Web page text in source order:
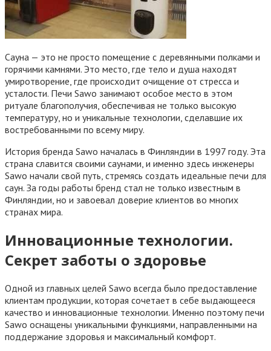
Сауна — это не просто помещение с деревянными полками и
горячими камнями. Это место, где тело и душа находят
умиротворение, где происходит очищение от стресса и
усталости. Печи Sawo занимают особое место в этом
ритуале благополучия, обеспечивая не только высокую
температуру, но и уникальные технологии, сделавшие их
востребованными по всему миру.
История бренда Sawo началась в Финляндии в 1997 году. Эта
страна славится своими саунами, и именно здесь инженеры
Sawo начали свой путь, стремясь создать идеальные печи для
саун. За годы работы бренд стал не только известным в
Финляндии, но и завоевал доверие клиентов во многих
странах мира.
Инновационные технологии.
Секрет заботы о здоровье
Одной из главных целей Sawo всегда было предоставление
клиентам продукции, которая сочетает в себе выдающееся
качество и инновационные технологии. Именно поэтому печи
Sawo оснащены уникальными функциями, направленными на
поддержание здоровья и максимальный комфорт.